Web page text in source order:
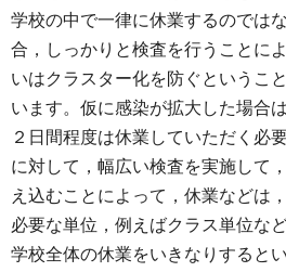
学校の中で一律に休業するのでは
合，しっかりと検査を行うことに
いはクラスター化を防ぐというこ
います。仮に感染が拡大した場合
２日間程度は休業していただく必
に対して，幅広い検査を実施して
え込むことによって，休業などは
必要な単位，例えばクラス単位な
学校全体の休業をいきなりすると